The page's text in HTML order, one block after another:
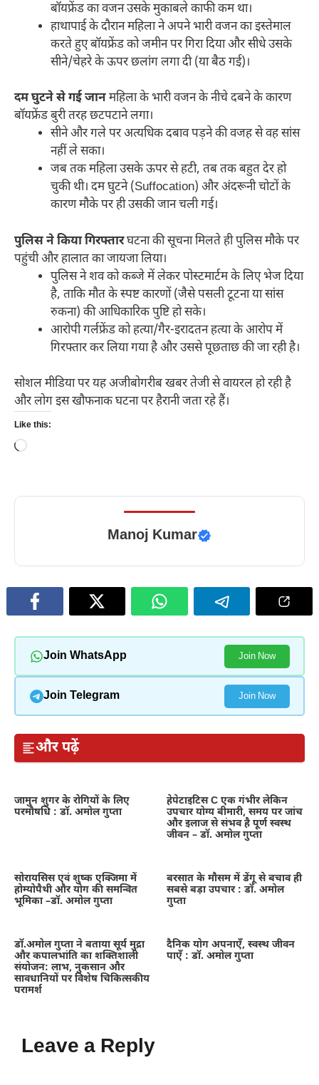
बॉयफ्रेंड का वजन उसके मुकाबले काफी कम था।
हाथापाई के दौरान महिला ने अपने भारी वजन का इस्तेमाल
करते हुए बॉयफ्रेंड को जमीन पर गिरा दिया और सीधे उसके
सीने/चेहरे के ऊपर छलांग लगा दी (या बैठ गई)।
दम घुटने से गई जानमहिला के भारी वजन के नीचे दबने के कारण
बॉयफ्रेंड बुरी तरह छटपटाने लगा।
सीने और गले पर अत्यधिक दबाव पड़ने की वजह से वह सांस
नहीं ले सका।
जब तक महिला उसके ऊपर से हटी, तब तक बहुत देर हो
चुकी थी। दम घुटने (Suffocation) और अंदरूनी चोटों के
कारण मौके पर ही उसकी जान चली गई।
पुलिस ने किया गिरफ्तारघटना की सूचना मिलते ही पुलिस मौके पर
पहुंची और हालात का जायजा लिया।
पुलिस ने शव को कब्जे में लेकर पोस्टमार्टम के लिए भेज दिया
है, ताकि मौत के स्पष्ट कारणों (जैसे पसली टूटना या सांस
रुकना) की आधिकारिक पुष्टि हो सके।
आरोपी गर्लफ्रेंड को हत्या/गैर-इरादतन हत्या के आरोप में
गिरफ्तार कर लिया गया है और उससे पूछताछ की जा रही है।
सोशल मीडिया पर यह अजीबोगरीब खबर तेजी से वायरल हो रही है
और लोग इस खौफनाक घटना पर हैरानी जता रहे हैं।
Like this:
Loading…
Manoj Kumar
Join WhatsApp Join Now
Join Telegram Join Now
और पढ़ें
जामुन शुगर के रोगियों के लिए
परमौषधि : डॉ. अमोल गुप्ता
हेपेटाइटिस C एक गंभीर लेकिन
उपचार योग्य बीमारी, समय पर जांच
और इलाज से संभव है पूर्ण स्वस्थ
जीवन – डॉ. अमोल गुप्ता
सोरायसिस एवं शुष्क एक्जिमा में
होम्योपैथी और योग की समन्वित
भूमिका –डॉ. अमोल गुप्ता
बरसात के मौसम में डेंगू से बचाव ही
सबसे बड़ा उपचार : डॉ. अमोल
गुप्ता
डॉ.अमोल गुप्ता ने बताया सूर्य मुद्रा
और कपालभांति का शक्तिशाली
संयोजन: लाभ, नुकसान और
सावधानियों पर विशेष चिकित्सकीय
परामर्श
दैनिक योग अपनाएँ, स्वस्थ जीवन
पाएँ : डॉ. अमोल गुप्ता
Leave a Reply